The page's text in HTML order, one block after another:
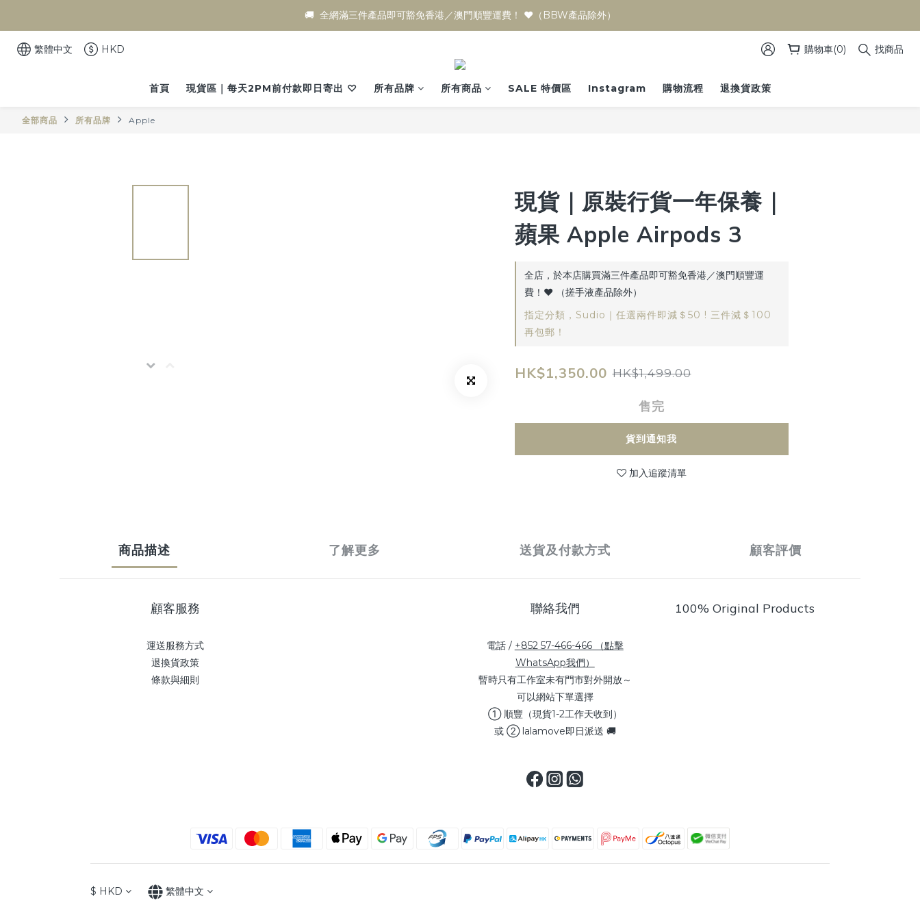
🚚  全網滿三件產品即可豁免香港／澳門順豐運費！ ♥️（BBW產品除外）
繁體中文 HKD 購物車(0) 找商品
首頁 現貨區｜每天2PM前付款即日寄出 ♡ 所有品牌 所有商品 SALE 特價區 Instagram 購物流程 退換貨政策
全部商品 所有品牌 Apple
現貨｜原裝行貨一年保養｜
蘋果 Apple Airpods 3
全店，於本店購買滿三件產品即可豁免香港／澳門順豐運
費！♥️ （搓手液產品除外）
指定分類，Sudio｜任選兩件即減＄50 ! 三件減＄100
再包郵！
HK$1,350.00 HK$1,499.00
售完
貨到通知我
加入追蹤清單
商品描述 了解更多 送貨及付款方式 顧客評價
顧客服務
運送服務方式
退換貨政策
條款與細則
聯絡我們
電話 / +852 57-466-466 （點擊
WhatsApp我們）
暫時只有工作室未有門市對外開放～
可以網站下單選擇
① 順豐（現貨1-2工作天收到）
或 ② lalamove即日派送 🚚
100% Original Products
$ HKD 繁體中文